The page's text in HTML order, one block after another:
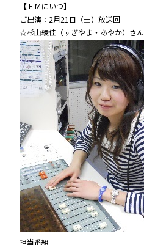
【ＦＭにいつ】
ご出演：2月21日（土）放送回
☆杉山綾佳（すぎやま・あやか）さん
担当番組